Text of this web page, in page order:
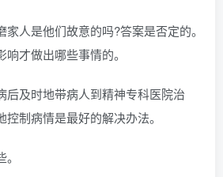
人是他们故意的吗?答案是否定的。
才做出哪些事情的。
后及时地带病人到精神专科医院治
制病情是最好的解决办法。